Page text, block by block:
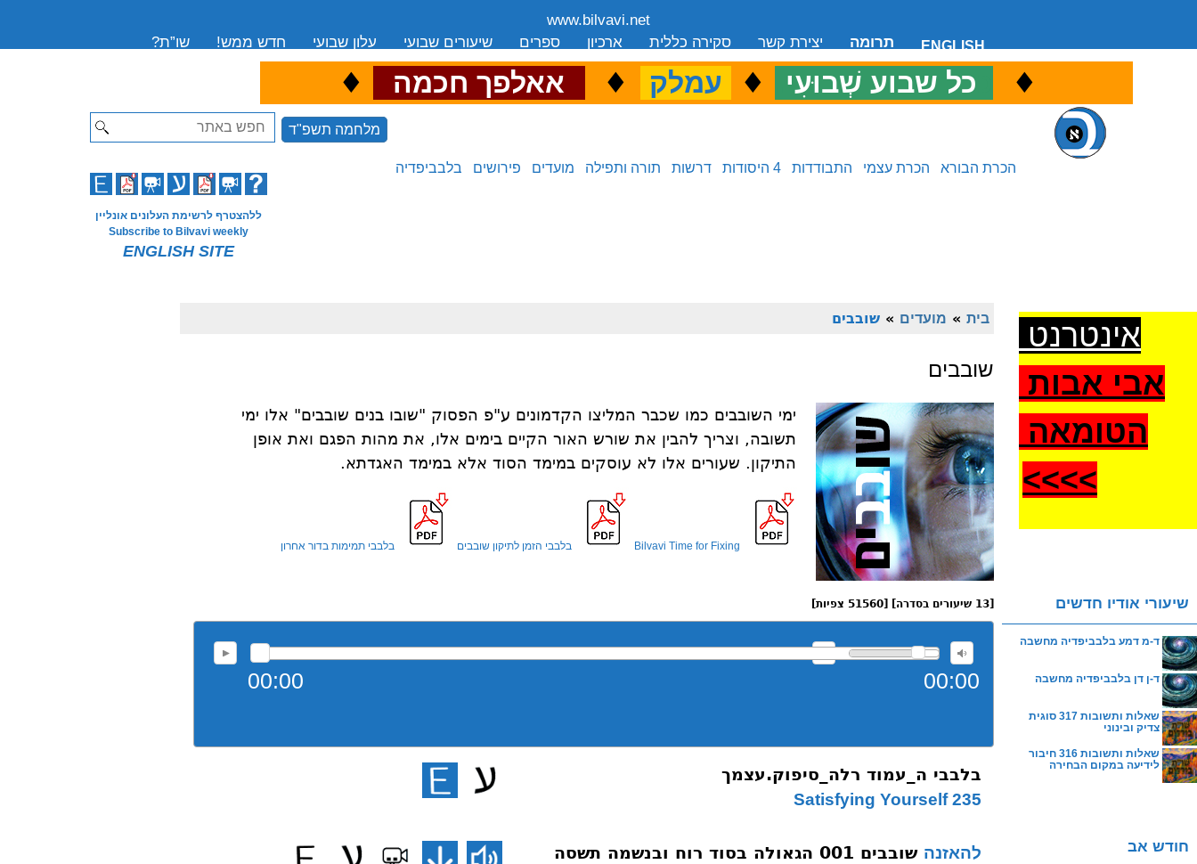
www.bilvavi.net
שו”ת?
חדש ממש! עלון שבועי שיעורים שבועי ספרים ארכיון סקירה כללית יצירת קשר תרומה ENGLISH
♦ כל שבוע שְׁבוּעִי ♦ עמלק ♦ אאלפך חכמה ♦
Search
מלחמה תשפ"ד
הכרת הבורא הכרת עצמי התבודדות 4 היסודות דרשות תורה ותפילה מועדים פירושים בלבביפדיה
ללהצטרף לרשימת העלונים אונליין
Subscribe to Bilvavi weekly
ENGLISH SITE
בית » מועדים »שובבים
שובבים
ימי השובבים כמו שכבר המליצו הקדמונים ע"פ הפסוק "שובו בנים שובבים" אלו ימי
תשובה, וצריך להבין את שורש האור הקיים בימים אלו, את מהות הפגם ואת אופן
התיקון. שעורים אלו לא עוסקים במימד הסוד אלא במימד האגדתא.
Bilvavi Time for Fixing בלבבי הזמן לתיקון שובבים בלבבי תמימות בדור אחרון
[13 שיעורים בסדרה] [51560 צפיות]
00:00 00:00
בלבבי ה_עמוד רלה_סיפוק.עצמך
235 Satisfying Yourself
להאזנה שובבים 001 הגאולה בסוד רוח ובנשמה תשסה
אינטרנט
אבי אבות
הטומאה
>>>
>
שיעורי אודיו חדשים
ד-מ דמע בלבביפדיה מחשבה
ד-ן דן בלבביפדיה מחשבה
שאלות ותשובות 317 סוגית
צדיק ובינוני
שאלות ותשובות 316 חיבור
לידיעה במקום הבחירה
חודש אב